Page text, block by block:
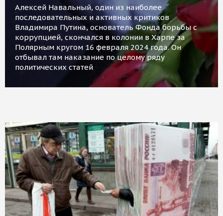
Алексей Навальный, один из наиболее
последовательных и активных критиков
Владимира Путина, основатель Фонда борьбы с
коррупцией, скончался в колонии в Харпе за
Полярным кругом 16 февраля 2024 года. Он
отбывал там наказание по целому ряду
политических статей